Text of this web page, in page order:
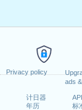
Privacy policy
ads
计日器
年历
标